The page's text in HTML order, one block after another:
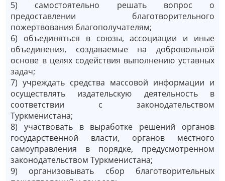
5) самостоятельно решать вопрос о
предоставлении благотворительного
пожертвования благополучателям;
6) объединяться в союзы, ассоциации и иные
объединения, создаваемые на добровольной
основе в целях содействия выполнению уставных
задач;
7) учреждать средства массовой информации и
осуществлять издательскую деятельность в
соответствии с законодательством
Туркменистана;
8) участвовать в выработке решений органов
государственной власти, органов местного
самоуправления в порядке, предусмотренном
законодательством Туркменистана;
9) организовывать сбор благотворительных